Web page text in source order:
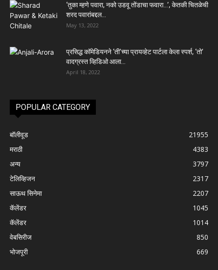
‘तुका म्हणे पवारा, नको उडवू तोंडाचा फवारा…’, केतकी चितळेची
शरद पवारांबद्दल...
May 13, 2022
प्रसिद्ध कॉमेडियनने ‘ती’च्या प्रायव्हेट पार्टला केला स्पर्श, ‘तो’
वादग्रस्त व्हिडिओ आला...
April 18, 2022
POPULAR CATEGORY
बॉलीवूड
21955
मराठी
4383
अन्य
3797
टेलिव्हिजन
2317
साऊथ सिनेमा
2207
कॅलेंडर
1045
कॅलेंडर
1014
वेबसिरीज
850
भोजपूरी
669